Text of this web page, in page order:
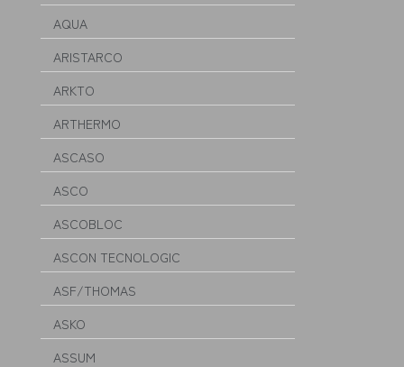
AQUA
ARISTARCO
ARKTO
ARTHERMO
ASCASO
ASCO
ASCOBLOC
ASCON TECNOLOGIC
ASF/THOMAS
ASKO
ASSUM